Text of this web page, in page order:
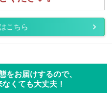
こちら
をお届けするので、
くても大丈夫！